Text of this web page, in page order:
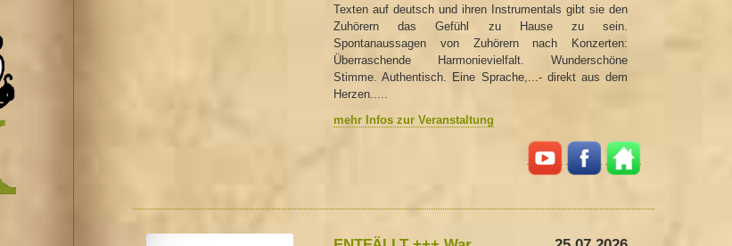
Texten auf deutsch und ihren Instrumentals gibt sie den
Zuhörern das Gefühl zu Hause zu sein.
Spontanaussagen von Zuhörern nach Konzerten:
Überraschende Harmonievielfalt. Wunderschöne
Stimme. Authentisch. Eine Sprache,...- direkt aus dem
Herzen.....
mehr Infos zur Veranstaltung